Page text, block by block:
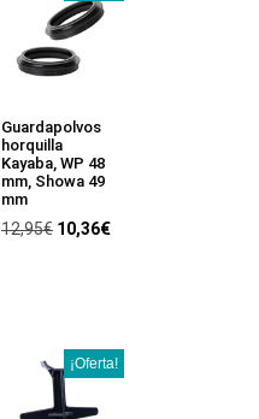
Guardapolvos
horquilla
Kayaba, WP 48
mm, Showa 49
mm
12,95€ 10,36€
¡Oferta!